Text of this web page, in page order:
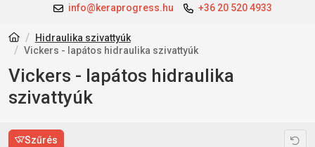
info@keraprogress.hu +36 20 520 4933
Hidraulika szivattyúk
Vickers - lapátos hidraulika szivattyúk
Vickers - lapátos hidraulika
szivattyúk
Szűrés